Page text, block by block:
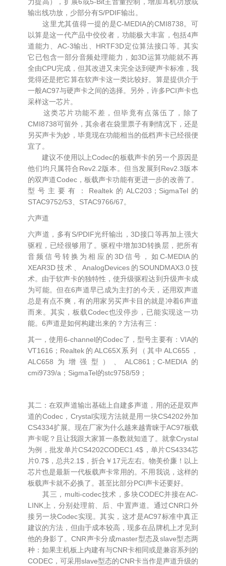
输出线功放，少部分有S/PDIF输出。
这里尤其值得一提的是C-MEDIA的CMI8738。可
以算是这一代产品中佼佼者，功能极大丰富，包括4声
道能力、AC-3输出、HRTF3D定位算法接口等。其实
它已包含一部分音频处理能力，如3D运算功能就不再
全由CPU完成，但其改进又未完全达到硬声卡标准，我
觉得还是把它算在软声卡这一类比较好。算是提供介于
一般AC97与硬声卡之间的选择。另外，许多PCI声卡也
采样这一芯片。
这类芯片功能不差，但毕竟有点落伍了，除了
CMI8738可留外，其余者在袋里票子有剩情况下，还是
另买声卡为妙，毕竟现在功能相当的低档声卡已经很便
宜了。
建议不使用以上Codec的板载声卡的另一个原因是
他们均只属符合Rev2.2版本。但当发展到Rev2.3版本
的双声道Codec，板载声卡功能有更进一步的改善了。
型号主要有：Realtek的ALC203；SigmaTel的
STAC9752/53、STAC9766/67。
六声道
六声道，多有S/PDIF光纤输出，3D接口等再加上强大
驱程，已经很够用了。驱程中增加3D转换层，把所有
音频信号转换为相应的3D信号，如C-MEDIA的
XEAR3D技术、AnalogDevices的SOUNDMAX3.0技
术。由于软声卡的独特性，使升级驱程达到升级声卡成
为可能。但在6声道早已成为主打的今天，还用双声道
总是有点不爽，有的用家另买声卡目的就是冲着6声道
而来。其实，板载Codec也没停步，已能实现这一功
能。6声道是如何构建出来的？方法有三：
其一，使用6-channel的Codec了，型号主要有：VIA的
VT1616；Realtek的ALC65X系列（其中ALC655，
ALC658为增强型）、ALC861；C-MEDIA的
cmi9739/a；SigmaTel的stc9758/59；
其二：在双声道输出基础上自建多声道，用的还是双声
道的Codec，Crystal实现方法就是用一块CS4202外加
CS4334扩展。现在厂家为什么越来越青睐于AC97板载
声卡呢？且让我跟大家算一条数就知道了。就拿Crystal
为例，批发单片CS4202CODEC1.4$，单片CS4334芯
片0.7$，总共2.1$，折合￥17元左右。物美价廉！以上
芯片也是最新一代板载声卡常用的。不用我说，这样的
板载声卡就不必换了。甚至比部分PCI声卡还要好。
其三，multi-codec技术，多块CODEC并接在AC-
LINK上，分别处理前、后、中置声道。通过CNR口外
接另一块Codec实现。其实，这才是AC97标准中真正
建议的方法，但由于成本较高，现多在品牌机上才见到
他的身影了。CNR声卡分成master型态及slave型态两
种：如果主机板上内建有与CNR卡相同或是兼容系列的
CODEC，可采用slave型态的CNR卡当作是声道升级的